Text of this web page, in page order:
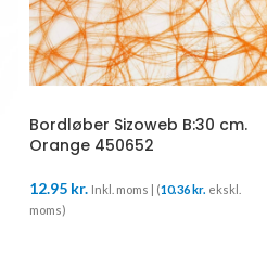
Bordløber Sizoweb B:30 cm.
Orange 450652
12.95 kr. Inkl. moms | (10.36kr. ekskl.
moms)